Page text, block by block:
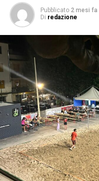
Pubblicato 2 mesi fa
Di redazione